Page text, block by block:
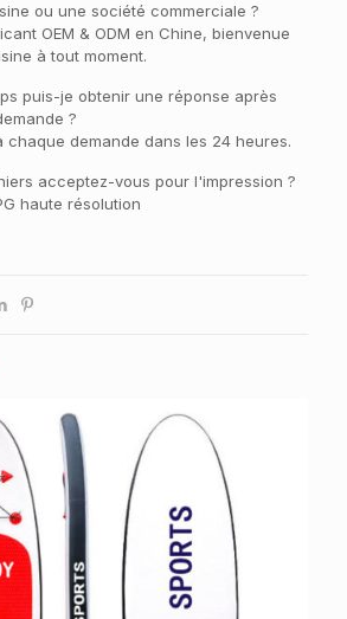
ou une société commerciale ?
OEM & ODM en Chine, bienvenue
à tout moment.
puis-je obtenir une réponse après
?
chaque demande dans les 24 heures.
acceptez-vous pour l'impression ?
haute résolution